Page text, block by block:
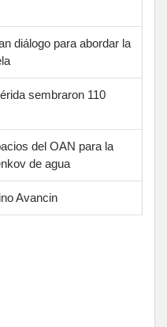
diálogo para abordar la
sembraron 110
del OAN para la
de agua
Avancin